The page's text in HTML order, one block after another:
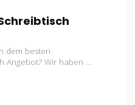
dem besten
Angebot? Wir haben ...